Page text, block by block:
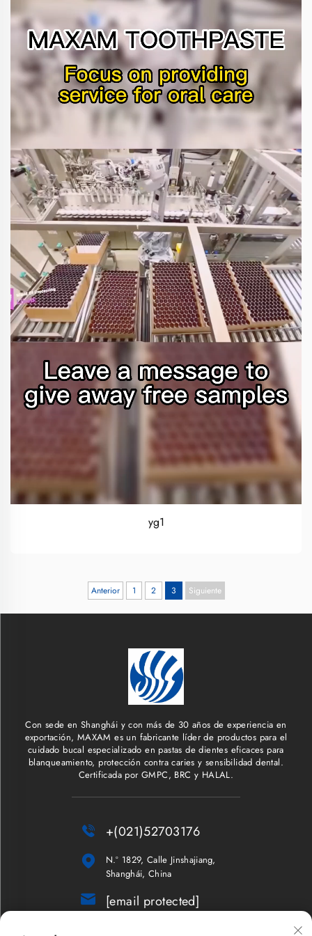
yg1
Anterior 1 2 3 Siguiente
Con sede en Shanghái y con más de 30 años de experiencia en
exportación, MAXAM es un fabricante líder de productos para el
cuidado bucal especializado en pastas de dientes eficaces para
blanqueamiento, protección contra caries y sensibilidad dental.
Certificada por GMPC, BRC y HALAL.
 +(021)52703176

N.º 1829, Calle Jinshajiang,
Shanghái, China
 [email protected]